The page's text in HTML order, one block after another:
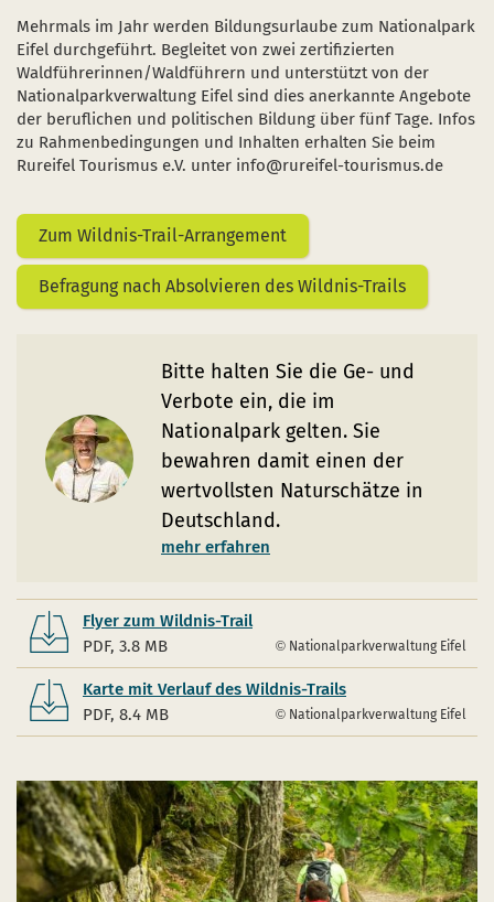
Mehrmals im Jahr werden Bildungsurlaube zum Nationalpark
Eifel durchgeführt. Begleitet von zwei zertifizierten
Waldführerinnen/Waldführern und unterstützt von der
Nationalparkverwaltung Eifel sind dies anerkannte Angebote
der beruflichen und politischen Bildung über fünf Tage. Infos
zu Rahmenbedingungen und Inhalten erhalten Sie beim
Rureifel Tourismus e.V. unter info@rureifel-tourismus.de
Zum Wildnis-Trail-Arrangement
Befragung nach Absolvieren des Wildnis-Trails
Bitte halten Sie die Ge- und
Verbote ein, die im
Nationalpark gelten. Sie
bewahren damit einen der
wertvollsten Naturschätze in
Deutschland.
mehr erfahren
Flyer zum Wildnis-Trail
PDF, 3.8 MB
Nationalparkverwaltung Eifel
Karte mit Verlauf des Wildnis-Trails
PDF, 8.4 MB
Nationalparkverwaltung Eifel